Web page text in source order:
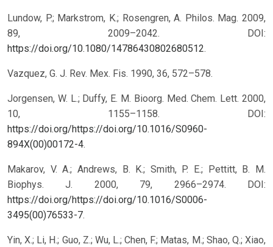
Lundow, P.; Markstrom, K.; Rosengren, A. Philos. Mag. 2009,
89, 2009–2042. DOI:
https://doi.org/10.1080/14786430802680512.
Vazquez, G. J. Rev. Mex. Fis. 1990, 36, 572–578.
Jorgensen, W. L.; Duffy, E. M. Bioorg. Med. Chem. Lett. 2000,
10, 1155–1158. DOI:
https://doi.org/https://doi.org/10.1016/S0960-
894X(00)00172-4.
Makarov, V. A.; Andrews, B. K.; Smith, P. E.; Pettitt, B. M.
Biophys. J. 2000, 79, 2966–2974. DOI:
https://doi.org/https://doi.org/10.1016/S0006-
3495(00)76533-7.
Yin, X.; Li, H.; Guo, Z.; Wu, L.; Chen, F.; Matas, M.; Shao, Q.; Xiao,